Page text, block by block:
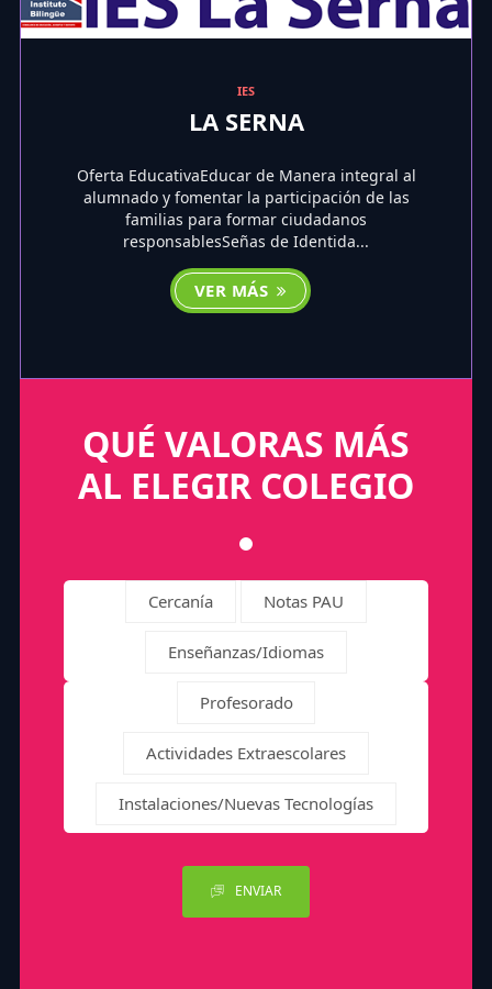
IES
LA SERNA
Oferta EducativaEducar de Manera integral al
alumnado y fomentar la participación de las
familias para formar ciudadanos
responsablesSeñas de Identida...
VER MÁS
QUÉ VALORAS MÁS
AL ELEGIR COLEGIO
Cercanía Notas PAU
Enseñanzas/Idiomas
Profesorado
Actividades Extraescolares
Instalaciones/Nuevas Tecnologías
ENVIAR